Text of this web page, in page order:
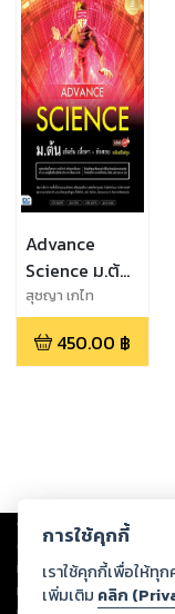
Advance
Science ม.ต้น
เข้มข้น
เนื้อหา+ข้อสอบ
มั่นใจเต็ม 100
สุชญา เกไท
สง,ดร.ไตร อัญญ
โพธิ์,นุชนารถ แสน
พุก,ชลธิชา ลุน
450.00 ฿
Copyright © 2026
ต่อผลงานหรือเนื้อหาใดที่อั
ทรัพย์สินทางปัญญาของบุค
ทุกท่านโปรดใช้วิจารณญา
การใช้คุกกี้
เราใช้คุกกี้เพื่อให้ทุ
เพิ่มเติม คลิก